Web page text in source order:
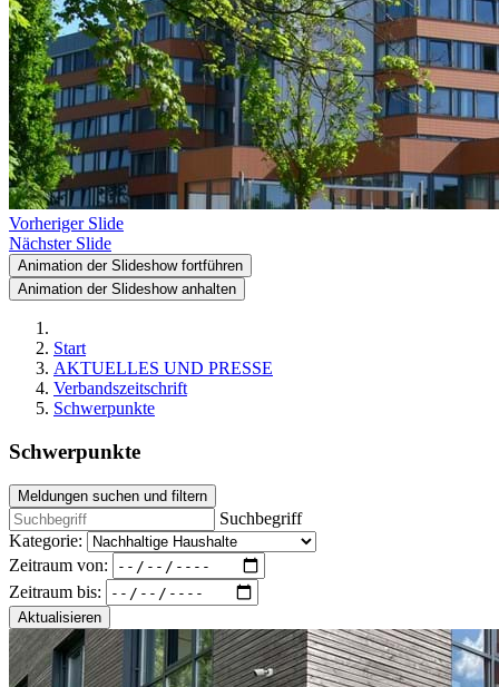
Vorheriger Slide
Nächster Slide
Animation der Slideshow fortführen
Animation der Slideshow anhalten
Start
AKTUELLES UND PRESSE
Verbandszeitschrift
Schwerpunkte
Schwerpunkte
Meldungen suchen und filtern
Suchbegriff
Kategorie:
Zeitraum von:
Zeitraum bis:
Aktualisieren